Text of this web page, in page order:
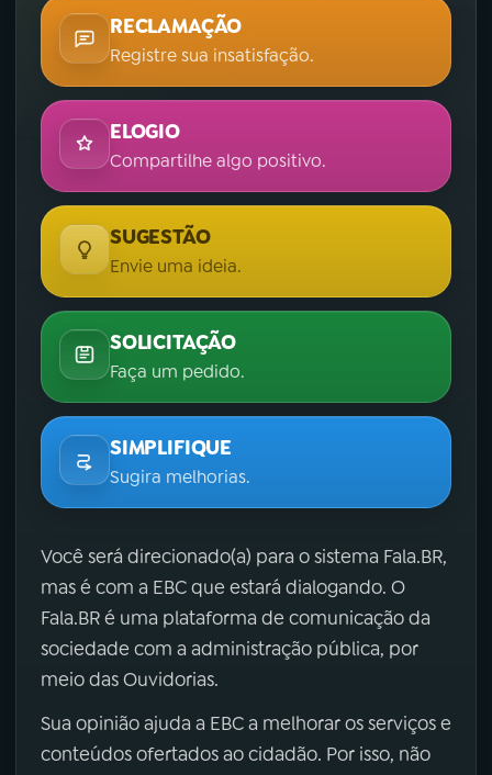
RECLAMAÇÃO
Registre sua insatisfação.
ELOGIO
Compartilhe algo positivo.
SUGESTÃO
Envie uma ideia.
SOLICITAÇÃO
Faça um pedido.
SIMPLIFIQUE
Sugira melhorias.
Você será direcionado(a) para o sistema Fala.BR,
mas é com a EBC que estará dialogando. O
Fala.BR é uma plataforma de comunicação da
sociedade com a administração pública, por
meio das Ouvidorias.
Sua opinião ajuda a EBC a melhorar os serviços e
conteúdos ofertados ao cidadão. Por isso, não